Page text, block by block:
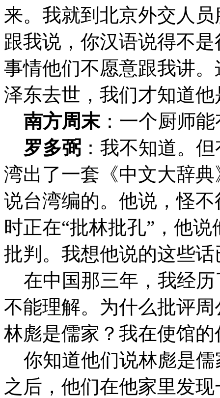
来。我就到北京外交人
跟我说，你汉语说得不
事情他们不愿意跟我讲
泽东去世，我们才知道
南方周末： 一个厨师
罗多弼 ：我不知道。
湾出了一套《中文大辞
说台湾编的。他说，怪
时正在“批林批孔”，他
批判。我想他说的这些
在中国那三年，我经历
不能理解。为什么批评
林彪是儒家？我在使馆
你知道他们说林彪是儒
之后，他们在他家里发